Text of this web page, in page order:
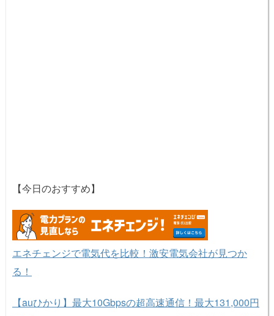
【今日のおすすめ】
エネチェンジで電気代を比較！激安電気会社が見つか
る！
【auひかり】最大10Gbpsの超高速通信！最大131,000円